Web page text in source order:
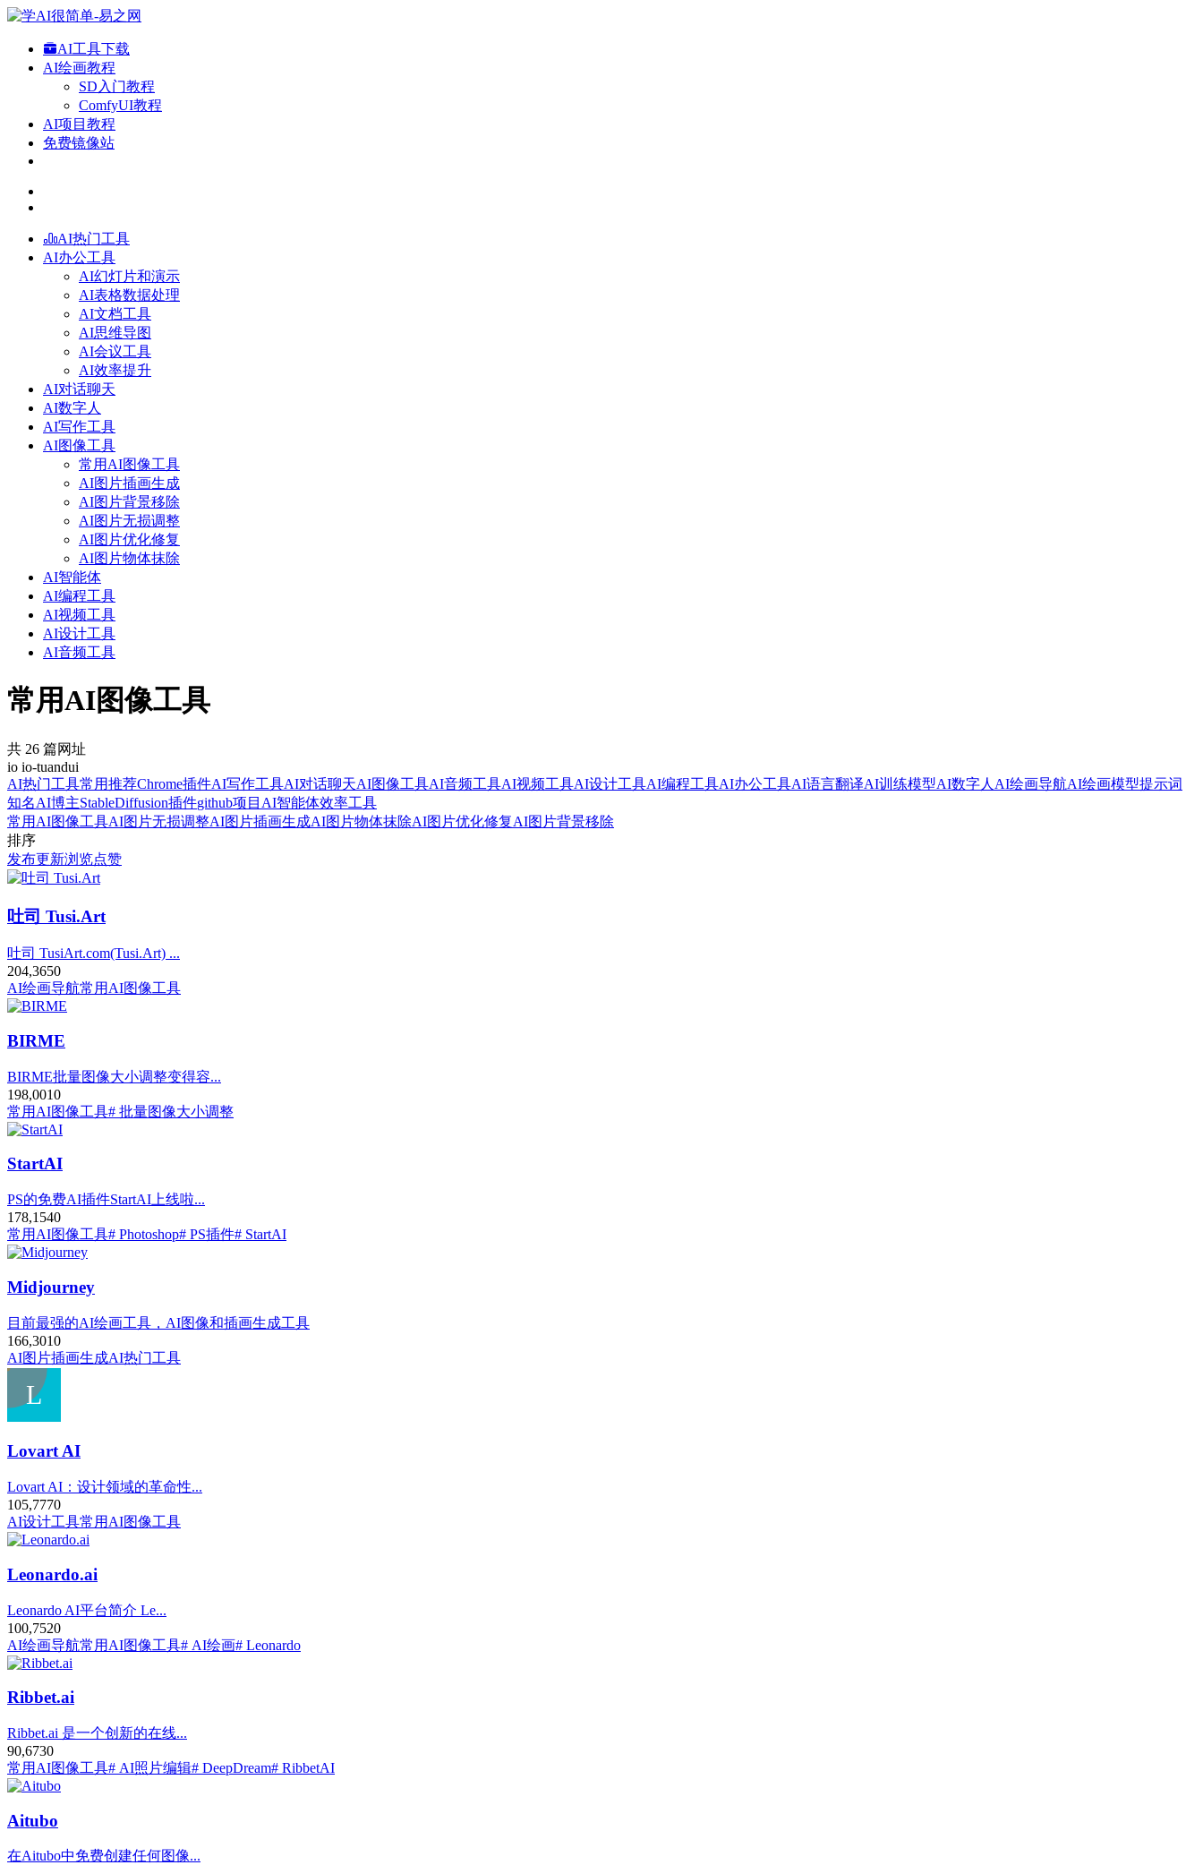
AI工具下载
AI绘画教程
SD入门教程
ComfyUI教程
AI项目教程
免费镜像站
AI热门工具
AI办公工具
AI幻灯片和演示
AI表格数据处理
AI文档工具
AI思维导图
AI会议工具
AI效率提升
AI对话聊天
AI数字人
AI写作工具
AI图像工具
常用AI图像工具
AI图片插画生成
AI图片背景移除
AI图片无损调整
AI图片优化修复
AI图片物体抹除
AI智能体
AI编程工具
AI视频工具
AI设计工具
AI音频工具
常用AI图像工具
共 26 篇网址
io io-tuandui
AI热门工具常用推荐Chrome插件AI写作工具AI对话聊天AI图像工具AI音频工具AI视频工具AI设计工具AI编程工具AI办公工具AI语言翻译AI训练模型AI数字人 AI绘画导航AI绘画模型提示词
知名AI博主StableDiffusion插件github项目 AI智能体效率工具
常用AI图像工具AI图片无损调整AI图片插画生成AI图片物体抹除AI图片优化修复AI图片背景移除
排序
发布更新浏览点赞
吐司 Tusi.Art
吐司 TusiArt.com(Tusi.Art) ...
204,3650
AI绘画导航常用AI图像工具
BIRME
BIRME批量图像大小调整变得容...
198,0010
常用AI图像工具# 批量图像大小调整
StartAI
PS的免费AI插件StartAI上线啦...
178,1540
常用AI图像工具# Photoshop# PS插件# StartAI
Midjourney
目前最强的AI绘画工具，AI图像和插画生成工具
166,3010
AI图片插画生成AI热门工具
Lovart AI
Lovart AI：设计领域的革命性...
105,7770
AI设计工具常用AI图像工具
Leonardo.ai
Leonardo AI平台简介 Le...
100,7520
AI绘画导航常用AI图像工具# AI绘画# Leonardo
Ribbet.ai
Ribbet.ai 是一个创新的在线...
90,6730
常用AI图像工具# AI照片编辑# DeepDream# RibbetAI
Aitubo
在Aitubo中免费创建任何图像...